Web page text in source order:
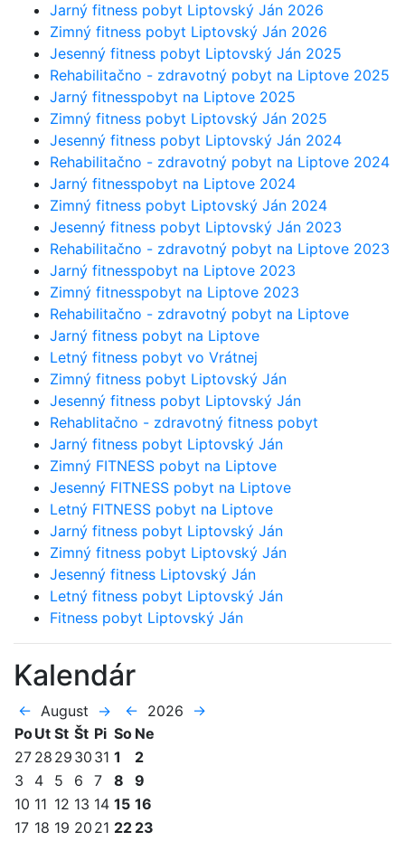
Jarný fitness pobyt Liptovský Ján 2026
Zimný fitness pobyt Liptovský Ján 2026
Jesenný fitness pobyt Liptovský Ján 2025
Rehabilitačno - zdravotný pobyt na Liptove 2025
Jarný fitnesspobyt na Liptove 2025
Zimný fitness pobyt Liptovský Ján 2025
Jesenný fitness pobyt Liptovský Ján 2024
Rehabilitačno - zdravotný pobyt na Liptove 2024
Jarný fitnesspobyt na Liptove 2024
Zimný fitness pobyt Liptovský Ján 2024
Jesenný fitness pobyt Liptovský Ján 2023
Rehabilitačno - zdravotný pobyt na Liptove 2023
Jarný fitnesspobyt na Liptove 2023
Zimný fitnesspobyt na Liptove 2023
Rehabilitačno - zdravotný pobyt na Liptove
Jarný fitness pobyt na Liptove
Letný fitness pobyt vo Vrátnej
Zimný fitness pobyt Liptovský Ján
Jesenný fitness pobyt Liptovský Ján
Rehablitačno - zdravotný fitness pobyt
Jarný fitness pobyt Liptovský Ján
Zimný FITNESS pobyt na Liptove
Jesenný FITNESS pobyt na Liptove
Letný FITNESS pobyt na Liptove
Jarný fitness pobyt Liptovský Ján
Zimný fitness pobyt Liptovský Ján
Jesenný fitness Liptovský Ján
Letný fitness pobyt Liptovský Ján
Fitness pobyt Liptovský Ján
Kalendár
← August → ← 2026
→
PoUt St Št Pi So Ne
27 28 29 30 31 1
2
3
4 5 6 7 8
9
10 11 12 13 14 15 16
17 18 19 20 21 22 23